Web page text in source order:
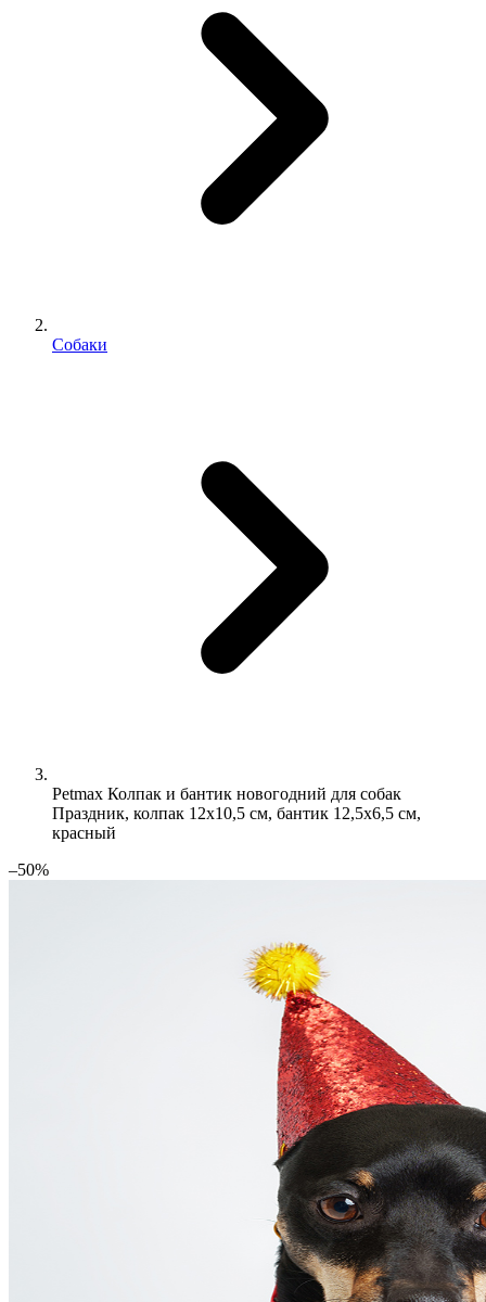
Собаки
Petmax Колпак и бантик новогодний для собак
Праздник, колпак 12х10,5 см, бантик 12,5х6,5 см,
красный
–50%